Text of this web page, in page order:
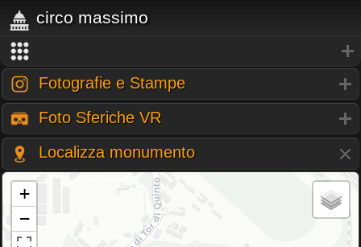
circo massimo
Fotografie e Stampe
Foto Sferiche VR
Localizza monumento
+
−